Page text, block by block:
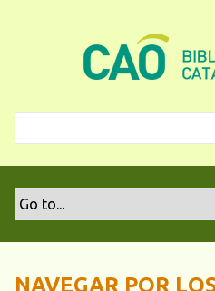
l
NAVEGAR POR